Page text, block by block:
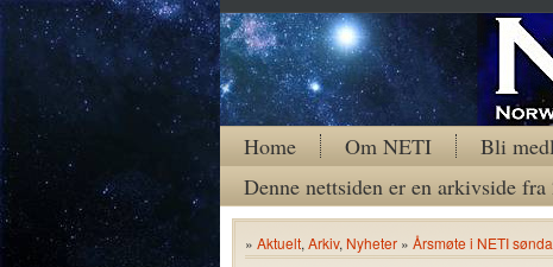
Home Om NETI Bli
Denne nettsiden er en arkivside
» Aktuelt, Arkiv, Nyheter » Årsmøte i NETI